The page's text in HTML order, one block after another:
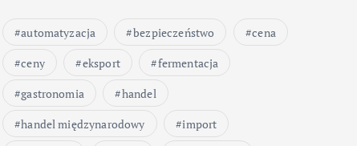
automatyzacja bezpieczeństwo
cena
ceny
eksport
fermentacja
gastronomia
handel
handel międzynarodowy
import